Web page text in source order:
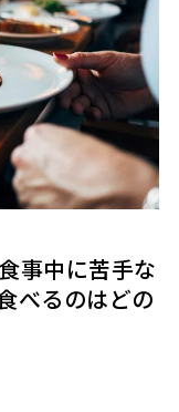
事中に苦手な
べるのはどの